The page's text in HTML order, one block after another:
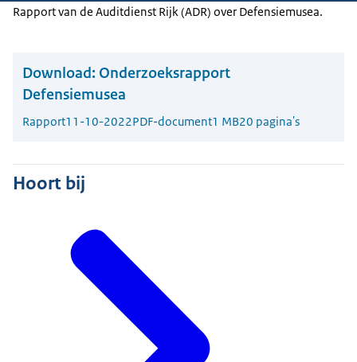
Rapport van de Auditdienst Rijk (ADR) over Defensiemusea.
Download: Onderzoeksrapport
Defensiemusea
Rapport11-10-2022PDF-document1 MB20 pagina's
Hoort bij